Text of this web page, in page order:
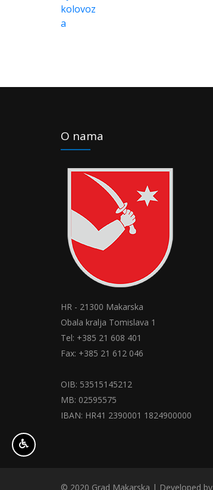
O nama
HR - 21300 Makarska
Obala kralja Tomislava 1
Tel: +385 21 608 401
Fax: +385 21 612 046
OIB: 53515145212
MB: 02595575
IBAN: HR41 2390001 1824900000
© 2020 Grad Makarska | Developed by